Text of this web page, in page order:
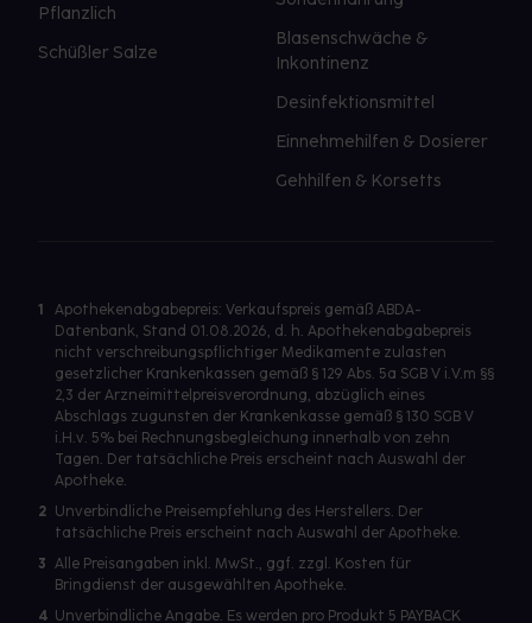
Pflanzlich
Schüßler Salze
Blasenschwäche &
Inkontinenz
Desinfektionsmittel
Einnehmehilfen & Dosierer
Gehhilfen & Korsetts
1
Apothekenabgabepreis: Verkaufspreis gemäß ABDA-
Datenbank, Stand 01.08.2026, d. h. Apothekenabgabepreis
nicht verschreibungspflichtiger Medikamente zulasten
gesetzlicher Krankenkassen gemäß § 129 Abs. 5a SGB V i.V.m §§
2,3 der Arzneimittelpreisverordnung, abzüglich eines
Abschlags zugunsten der Krankenkasse gemäß § 130 SGB V
i.H.v. 5% bei Rechnungsbegleichung innerhalb von zehn
Tagen. Der tatsächliche Preis erscheint nach Auswahl der
Apotheke.
2 Unverbindliche Preisempfehlung des Herstellers. Der
tatsächliche Preis erscheint nach Auswahl der Apotheke.
3 Alle Preisangaben inkl. MwSt., ggf. zzgl. Kosten für
Bringdienst der ausgewählten Apotheke.
4 Unverbindliche Angabe. Es werden pro Produkt 5 PAYBACK